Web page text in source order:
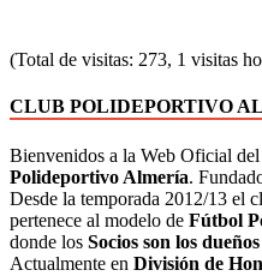
(Total de visitas: 273, 1 visitas
CLUB POLIDEPORTIVO
Bienvenidos a la Web Oficial del
Polideportivo Almería.
Desde la temporada 2012/13 el
pertenece al modelo de Fútbol
donde los Socios son los
Actualmente en División de